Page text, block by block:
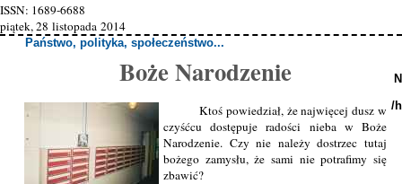
ISSN: 1689-6688
piątek, 28 listopada 2014
Państwo, polityka, społeczeństwo...
Boże Narodzenie
Ktoś powiedział, że najwięcej dusz w
czyśćcu dostępuje radości nieba w Boże
Narodzenie. Czy nie należy dostrzec tutaj
bożego zamysłu, że sami nie potrafimy się
zbawić?
/